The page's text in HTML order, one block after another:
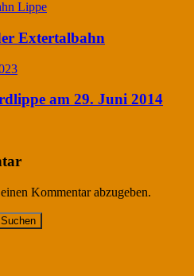
Extertalbahn
am 29. Juni 2014
Kommentar abzugeben.